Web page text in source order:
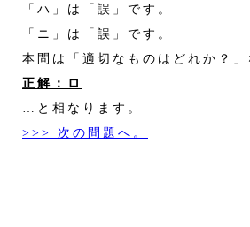
「ハ」は「誤」です。
「ニ」は「誤」です。
本問は「適切なものはどれか？」
正解：ロ
…と相なります。
>>> 次の問題へ。